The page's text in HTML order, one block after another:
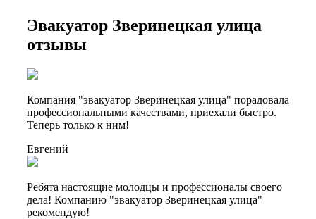
Эвакуатор Зверинецкая улица
отзывы
Компания "эвакуатор Зверинецкая улица" порадовала
профессиональными качествами, приехали быстро.
Теперь только к ним!
Евгений
Ребята настоящие молодцы и профессионалы своего
дела! Компанию "эвакуатор Зверинецкая улица"
рекомендую!